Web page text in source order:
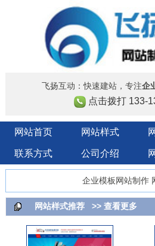
飞扬互动：快速建站，专注企
点击拨打 133-
网站首页 网站样式
联系方式 公司介绍
企业模板网站制作
网站样式推荐 >> 查看更多